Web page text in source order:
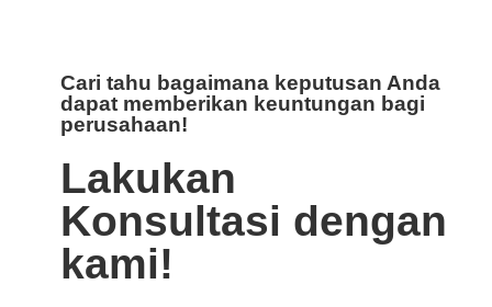
Cari tahu bagaimana keputusan Anda
dapat memberikan keuntungan bagi
perusahaan!
Lakukan
Konsultasi dengan
kami!